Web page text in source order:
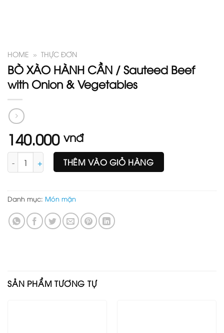
HOME » THỰC ĐƠN
BÒ XÀO HÀNH CẦN / Sauteed Beef
with Onion & Vegetables
140.000 vnđ
BÒ XÀO HÀNH CẦN / Sauteed Beef with Onion & Vegetables
THÊM VÀO GIỎ HÀNG
Danh mục: Món mặn
SẢN PHẨM TƯƠNG TỰ